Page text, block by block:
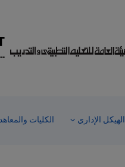
--
الهيكل الإداري الكليات والمعاهد